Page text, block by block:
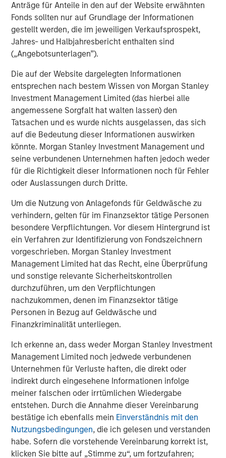
Anträge für Anteile in den auf der Website erwähnten
Fonds sollten nur auf Grundlage der Informationen
gestellt werden, die im jeweiligen Verkaufsprospekt,
Jahres- und Halbjahresbericht enthalten sind
(„Angebotsunterlagen”).
Die auf der Website dargelegten Informationen
entsprechen nach bestem Wissen von Morgan Stanley
Investment Management Limited (das hierbei alle
angemessene Sorgfalt hat walten lassen) den
Tatsachen und es wurde nichts ausgelassen, das sich
auf die Bedeutung dieser Informationen auswirken
könnte. Morgan Stanley Investment Management und
seine verbundenen Unternehmen haften jedoch weder
für die Richtigkeit dieser Informationen noch für Fehler
oder Auslassungen durch Dritte.
Um die Nutzung von Anlagefonds für Geldwäsche zu
verhindern, gelten für im Finanzsektor tätige Personen
besondere Verpflichtungen. Vor diesem Hintergrund ist
ein Verfahren zur Identifizierung von Fondszeichnern
vorgeschrieben. Morgan Stanley Investment
Management Limited hat das Recht, eine Überprüfung
und sonstige relevante Sicherheitskontrollen
durchzuführen, um den Verpflichtungen
nachzukommen, denen im Finanzsektor tätige
Personen in Bezug auf Geldwäsche und
Finanzkriminalität unterliegen.
Ich erkenne an, dass weder Morgan Stanley Investment
Management Limited noch jedwede verbundenen
Unternehmen für Verluste haften, die direkt oder
indirekt durch eingesehene Informationen infolge
meiner falschen oder irrtümlichen Wiedergabe
entstehen. Durch die Annahme dieser Vereinbarung
bestätige ich ebenfalls mein Einverständnis mit den
Nutzungsbedingungen, die ich gelesen und verstanden
habe. Sofern die vorstehende Vereinbarung korrekt ist,
klicken Sie bitte auf „Stimme zu“, um fortzufahren;
an offer or a recommendation to buy or sell any particular
security or to adopt any specific investment strategy. The
information herein has not been based on a consideration of any
individual investor circumstances and is not investment advice,
nor should it be construed in any way as tax, accounting, legal
or regulatory advice. To that end, investors should seek
independent legal and financial advice, including advice as to
Morgan Stanley Bitcoin Trust ("MSBT" or the "Trust"), an
exchange traded product, is not registered under the
Investment Company Act of 1940, as ammended (or the ’40 Act)
and therefore is not subject to the same regulations and
protections as 1940 Act registered ETFs and mutual funds.
Investing involves risk, including possible loss of principal. An
investment in MSBT is subject to a high degree of risk and
heightened volatility. MSBT is not suitable for an investor that
cannot afford the loss of the entire investment. An investment
in the Trust is not a direct investment in bitcoin.
Morgan Stanley Bitcoin Trust ETF Disclosure
This information must be preceded or accompanied by a
advise you to consider the Trust’s objectives, risks, charges and
expenses carefully before investing. The prospectus contains
this and other important information about the Trust. Please
read the prospectus carefully before you invest.
Morgan Stanley Investment Management Inc. is the Delegated
Sponsor of Morgan Stanley Bitcoin Trust. Foreside is the
Marketing Agent. “
The Trust is not registered under the Investment Company Act,
1940 (the “40 Act”) and is not subject to regulation under the 40
Act, unlike most mutual funds or ETFs. The Trust may trade at a
premium or discount to its net asset value. The Trsut is new and
has a limited operating history upon which investors may base
an evaluation of its likely performance.
underlying digital asset it holds, the value of which is highly
volatile and subject to fluctuations due to a number of factors.
The Trust relies on third party service providers to perform
certain functions essential to the affairs of the Trust. Some of
these service providers may not be subject to federal regulation
and oversight and the replacement of such service providers
could pose a challenge to the safekeeping of the digital asset
and to the operations of the Trust.
No guarantee or representation is made that the Trust’s
investment strategy, including, without limitation, its investment
objectives or strategies, will be successful, and investment